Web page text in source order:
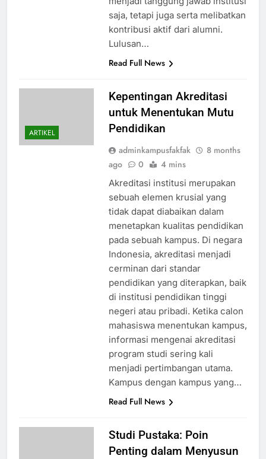
saja, tetapi juga serta melibatkan
kontribusi aktif dari alumni.
Lulusan…
Read Full News
ARTIKEL
Kepentingan Akreditasi
untuk Menentukan Mutu
Pendidikan
adminkampusfakfak
8 months
ago
0 4 mins
Akreditasi institusi merupakan
sebuah elemen krusial yang
tidak dapat diabaikan dalam
menetapkan kualitas pendidikan
pada sebuah kampus. Di negara
Indonesia, akreditasi menjadi
cerminan dari standar
pendidikan yang diterapkan, baik
di institusi pendidikan tinggi
negeri atau pribadi. Ketika calon
mahasiswa menentukan kampus,
informasi mengenai akreditasi
program studi sering kali
menjadi pertimbangan utama.
Kampus dengan kampus yang…
Read Full News
Studi Pustaka: Poin
Penting dalam Menyusun